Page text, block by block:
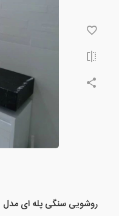
روشویی سنگی پله ای مدل 45100